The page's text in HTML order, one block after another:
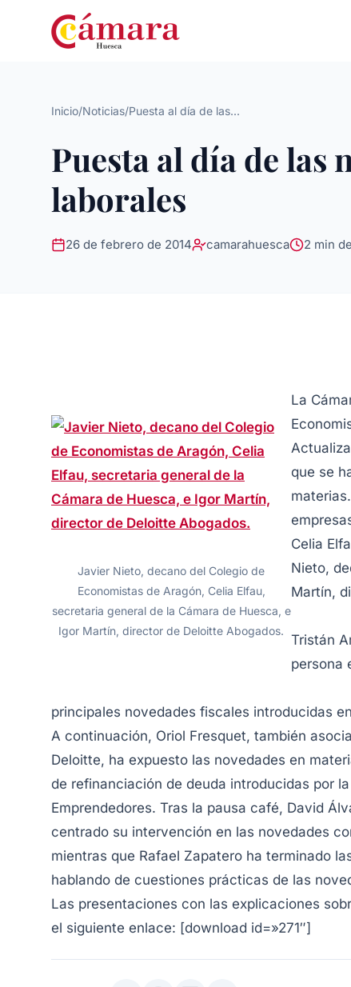
Inicio/Noticias/Puesta al día de las...
Puesta al día de las
laborales
26 de febrero de 2014 camarahuesca 2 min
Javier Nieto, decano del Colegio de
Economistas de Aragón, Celia Elfau,
secretaria general de la Cámara de Huesca, e
Igor Martín, director de Deloitte Abogados.
La
que se
Celia
Nieto,
Martín,
Tristán
persona
principales novedades fiscales introducidas
A continuación, Oriol Fresquet, también
Deloitte, ha expuesto las novedades en
de refinanciación de deuda introducidas por
Emprendedores. Tras la pausa café, David
centrado su intervención en las novedades
mientras que Rafael Zapatero ha terminado
hablando de cuestiones prácticas de las
Las presentaciones con las explicaciones
el siguiente enlace: [download id=»271″]